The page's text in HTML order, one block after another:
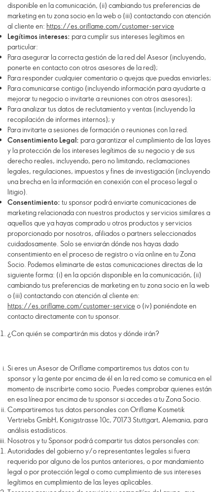
disponible en la comunicación, (ii) cambiando tus preferencias de
marketing en tu zona socio en la web o (iii) contactando con atención
al cliente en: https://es.oriflame.com/customer-service
Legítimos intereses: para cumplir sus intereses legítimos en
particular:
Para asegurar la correcta gestión de la red del Asesor (incluyendo,
ponerte en contacto con otros asesores de la red);
Para responder cualquier comentario o quejas que puedas enviarles;
Para comunicarse contigo (incluyendo información para ayudarte a
mejorar tu negocio o invitarte a reuniones con otros asesores);
Para analizar tus datos de reclutamiento y ventas (incluyendo la
recopilación de informes internos); y
Para invitarte a sesiones de formación o reuniones con la red.
Consentimiento Legal: para garantizar el cumplimiento de las layes
y la protección de los intereses legítimos de su negocio y de sus
derecho reales, incluyendo, pero no limitando, reclamaciones
legales, regulaciones, impuestos y fines de investigación (incluyendo
una brecha en la información en conexión con el proceso legal o
litigio).
Consentimiento: tu sponsor podrá enviarte comunicaciones de
marketing relacionada con nuestros productos y servicios similares a
aquellos que ya hayas comprado u otros productos y servicios
proporcionado por nosotros, afiliados o partners seleccionados
cuidadosamente. Solo se enviarán dónde nos hayas dado
consentimiento en el proceso de registro o vía online en tu Zona
Socio. Podemos eliminarte de estas comunicaciones directas de la
siguiente forma: (i) en la opción disponible en la comunicación, (ii)
cambiando tus preferencias de marketing en tu zona socio en la web
o (iii) contactando con atención al cliente en:
https://es.oriflame.com/customer-serviceo (iv) poniéndote en
contacto directamente con tu sponsor.
¿Con quién se compartirán mis datos y dónde irán?
Si eres un Asesor de Oriflame compartiremos tus datos con tu
sponsor y la gente por encima de él en la red como se comunica en el
momento de inscribirte como socio. Puedes comprobar quienes están
en esa línea por encima de tu sponsor si accedes a tu Zona Socio.
Compartiremos tus datos personales con Oriflame Kosmetik
Vertriebs GmbH, Konigstrasse 10c, 70173 Stuttgart, Alemania, para
análisis estadísticos.
Nosotros y tu Sponsor podrá compartir tus datos personales con:
Autoridades del gobierno y/o representantes legales si fuera
requerido por alguno de los puntos anteriores, o por mandamiento
legal o por protección legal o como cumplimiento de sus intereses
legítimos en cumplimiento de las leyes aplicables.